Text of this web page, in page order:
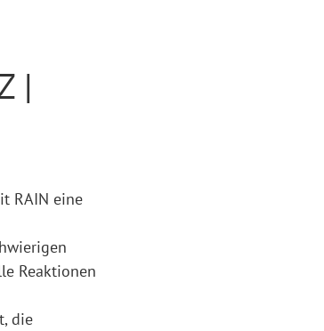
|
RAIN eine
Reaktionen
die